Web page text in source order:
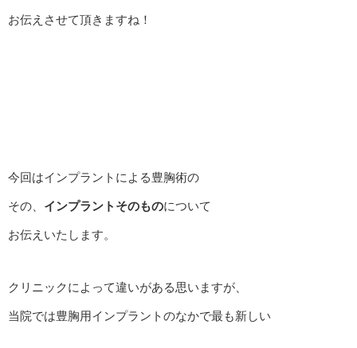
お伝えさせて頂きますね！
今回はインプラントによる豊胸術の
その、 インプラントそのものについて
お伝えいたします。
クリニックによって違いがある思いますが、
当院では豊胸用インプラントのなかで最も新しい